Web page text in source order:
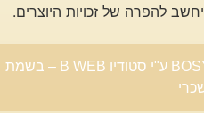
להפרה של זכויות היוצרים.
ע"י סטודיו B WEB – בשמת